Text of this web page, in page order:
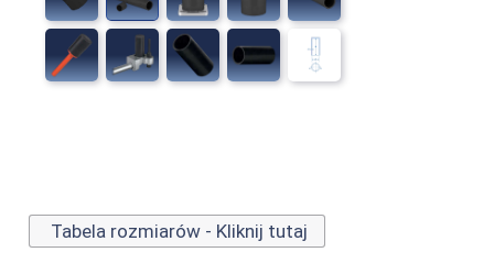
Tabela rozmiarów - Kliknij tutaj